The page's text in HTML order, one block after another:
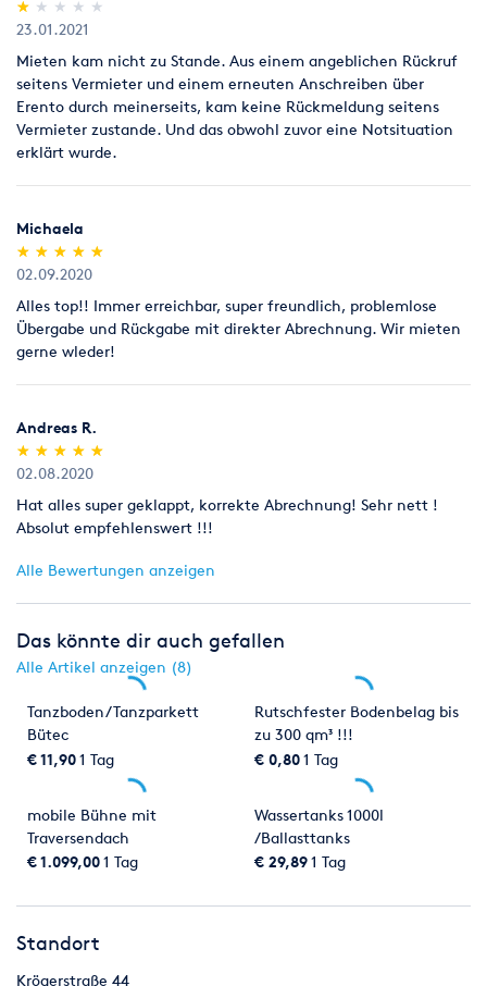
(*)
★
★
( ) ★
★
( ) ★
★
( ) ★
★
( ) ★
★
23.01.2021
Mieten kam nicht zu Stande. Aus einem angeblichen Rückruf
seitens Vermieter und einem erneuten Anschreiben über
Erento durch meinerseits, kam keine Rückmeldung seitens
Vermieter zustande. Und das obwohl zuvor eine Notsituation
erklärt wurde.
Michaela
(*)
★
★
(*) ★
★
(*) ★
★
(*) ★
★
(*) ★
★
02.09.2020
Alles top!! Immer erreichbar, super freundlich, problemlose
Übergabe und Rückgabe mit direkter Abrechnung. Wir mieten
gerne wleder!
Andreas R.
(*)
★
★
(*) ★
★
(*) ★
★
(*) ★
★
(*) ★
★
02.08.2020
Hat alles super geklappt, korrekte Abrechnung! Sehr nett !
Absolut empfehlenswert !!!
Alle Bewertungen anzeigen
Das könnte dir auch gefallen
Alle Artikel anzeigen (8)
Tanzboden/Tanzparkett
Bütec
€ 11,901 Tag
Rutschfester Bodenbelag bis
zu 300 qm³ !!!
€ 0,801 Tag
mobile Bühne mit
Traversendach
€ 1.099,001 Tag
Wassertanks 1000l
/Ballasttanks
€ 29,891 Tag
Standort
Krögerstraße 44